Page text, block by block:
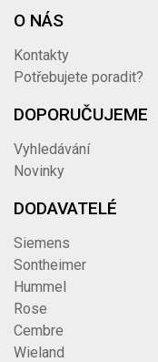
O NÁS
Kontakty
Potřebujete poradit?
DOPORUČUJEME
Vyhledávání
Novinky
DODAVATELÉ
Siemens
Sontheimer
Hummel
Rose
Cembre
Wieland